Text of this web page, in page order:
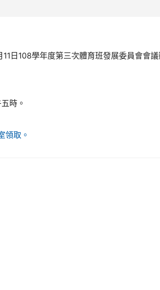
日108學年度第三次體育班發展委員會會議
時。
領取。